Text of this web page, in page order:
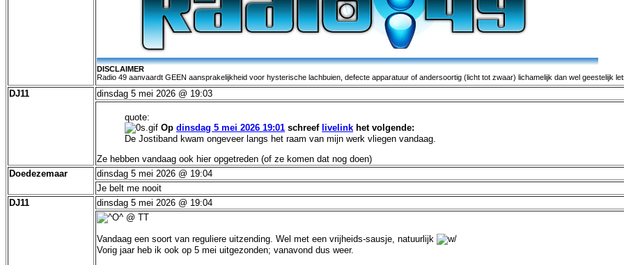
DISCLAIMER
Radio 49 aanvaardt GEEN aansprakelijkheid voor hysterische lachbuien, defecte apparatuur of andersoortig (licht tot zwaar) lichamelijk dan wel geestelijk
DJ11 dinsdag 5 mei 2026 @ 19:03
quote:
Op dinsdag 5 mei 2026 19:01 schreef livelink het volgende:
De Jostiband kwam ongeveer langs het raam van mijn werk vliegen vandaag.
Ze hebben vandaag ook hier opgetreden (of ze komen dat nog doen)
Doedezemaar
dinsdag 5 mei 2026 @ 19:04
Je belt me nooit
DJ11
dinsdag 5 mei 2026 @ 19:04
@ TT
Vandaag een soort van reguliere uitzending. Wel met een vrijheids-sausje, natuurlijk
Vorig jaar heb ik ook op 5 mei uitgezonden; vanavond dus weer.